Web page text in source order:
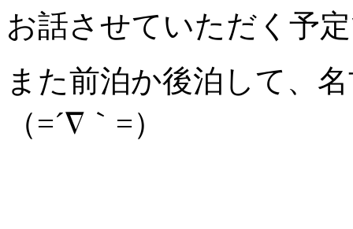
お話させていただく予
また前泊か後泊して、
（=´∇｀=）